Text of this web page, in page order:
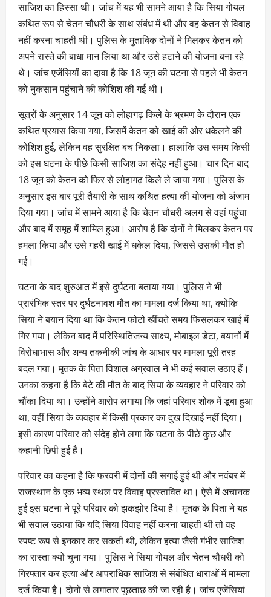
साजिश का हिस्सा थी। जांच में यह भी सामने आया है कि सिया गोयल
कथित रूप से चेतन चौधरी के साथ संबंध में थी और वह केतन से विवाह
नहीं करना चाहती थी। पुलिस के मुताबिक दोनों ने मिलकर केतन को
अपने रास्ते की बाधा मान लिया था और उसे हटाने की योजना बना रहे
थे। जांच एजेंसियों का दावा है कि 18 जून की घटना से पहले भी केतन
को नुकसान पहुंचाने की कोशिश की गई थी।
सूत्रों के अनुसार 14 जून को लोहागढ़ किले के भ्रमण के दौरान एक
कथित प्रयास किया गया, जिसमें केतन को खाई की ओर धकेलने की
कोशिश हुई, लेकिन वह सुरक्षित बच निकला। हालांकि उस समय किसी
को इस घटना के पीछे किसी साजिश का संदेह नहीं हुआ। चार दिन बाद
18 जून को केतन को फिर से लोहागढ़ किले ले जाया गया। पुलिस के
अनुसार इस बार पूरी तैयारी के साथ कथित हत्या की योजना को अंजाम
दिया गया। जांच में सामने आया है कि चेतन चौधरी अलग से वहां पहुंचा
और बाद में समूह में शामिल हुआ। आरोप है कि दोनों ने मिलकर केतन पर
हमला किया और उसे गहरी खाई में धकेल दिया, जिससे उसकी मौत हो
गई।
घटना के बाद शुरुआत में इसे दुर्घटना बताया गया। पुलिस ने भी
प्रारंभिक स्तर पर दुर्घटनावश मौत का मामला दर्ज किया था, क्योंकि
सिया ने बयान दिया था कि केतन फोटो खींचते समय फिसलकर खाई में
गिर गया। लेकिन बाद में परिस्थितिजन्य साक्ष्य, मोबाइल डेटा, बयानों में
विरोधाभास और अन्य तकनीकी जांच के आधार पर मामला पूरी तरह
बदल गया। मृतक के पिता विशाल अग्रवाल ने भी कई सवाल उठाए हैं।
उनका कहना है कि बेटे की मौत के बाद सिया के व्यवहार ने परिवार को
चौंका दिया था। उन्होंने आरोप लगाया कि जहां परिवार शोक में डूबा हुआ
था, वहीं सिया के व्यवहार में किसी प्रकार का दुख दिखाई नहीं दिया।
इसी कारण परिवार को संदेह होने लगा कि घटना के पीछे कुछ और
कहानी छिपी हुई है।
परिवार का कहना है कि फरवरी में दोनों की सगाई हुई थी और नवंबर में
राजस्थान के एक भव्य स्थल पर विवाह प्रस्तावित था। ऐसे में अचानक
हुई इस घटना ने पूरे परिवार को झकझोर दिया है। मृतक के पिता ने यह
भी सवाल उठाया कि यदि सिया विवाह नहीं करना चाहती थी तो वह
स्पष्ट रूप से इनकार कर सकती थी, लेकिन हत्या जैसी गंभीर साजिश
का रास्ता क्यों चुना गया। पुलिस ने सिया गोयल और चेतन चौधरी को
गिरफ्तार कर हत्या और आपराधिक साजिश से संबंधित धाराओं में मामला
दर्ज किया है। दोनों से लगातार पूछताछ की जा रही है। जांच एजेंसियां